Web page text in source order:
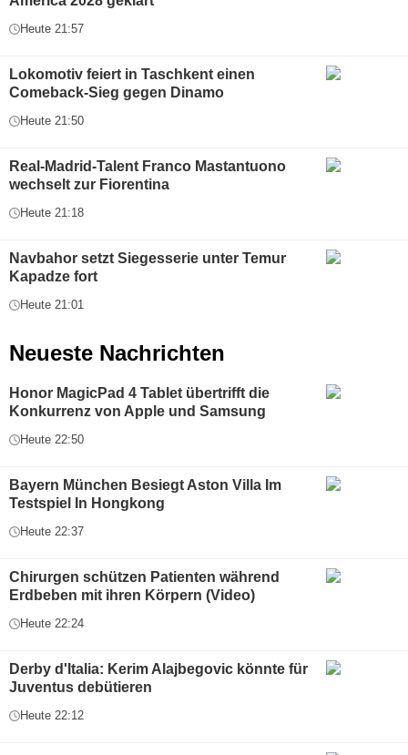
Heute 21:57
Lokomotiv feiert in Taschkent einen
Comeback-Sieg gegen Dinamo
Heute 21:50
Real-Madrid-Talent Franco Mastantuono
wechselt zur Fiorentina
Heute 21:18
Navbahor setzt Siegesserie unter Temur
Kapadze fort
Heute 21:01
Neueste Nachrichten
Honor MagicPad 4 Tablet übertrifft die
Konkurrenz von Apple und Samsung
Heute 22:50
Bayern München Besiegt Aston Villa Im
Testspiel In Hongkong
Heute 22:37
Chirurgen schützen Patienten während
Erdbeben mit ihren Körpern (Video)
Heute 22:24
Derby d'Italia: Kerim Alajbegovic könnte für
Juventus debütieren
Heute 22:12